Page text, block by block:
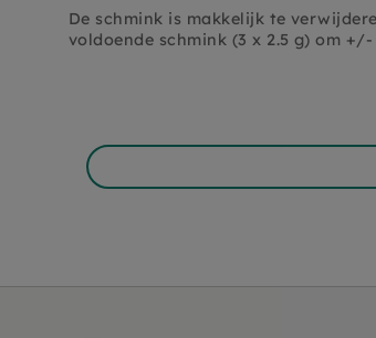
De schmink is makkelijk te
voldoende schmink (3 x 2.5 g) om +/-